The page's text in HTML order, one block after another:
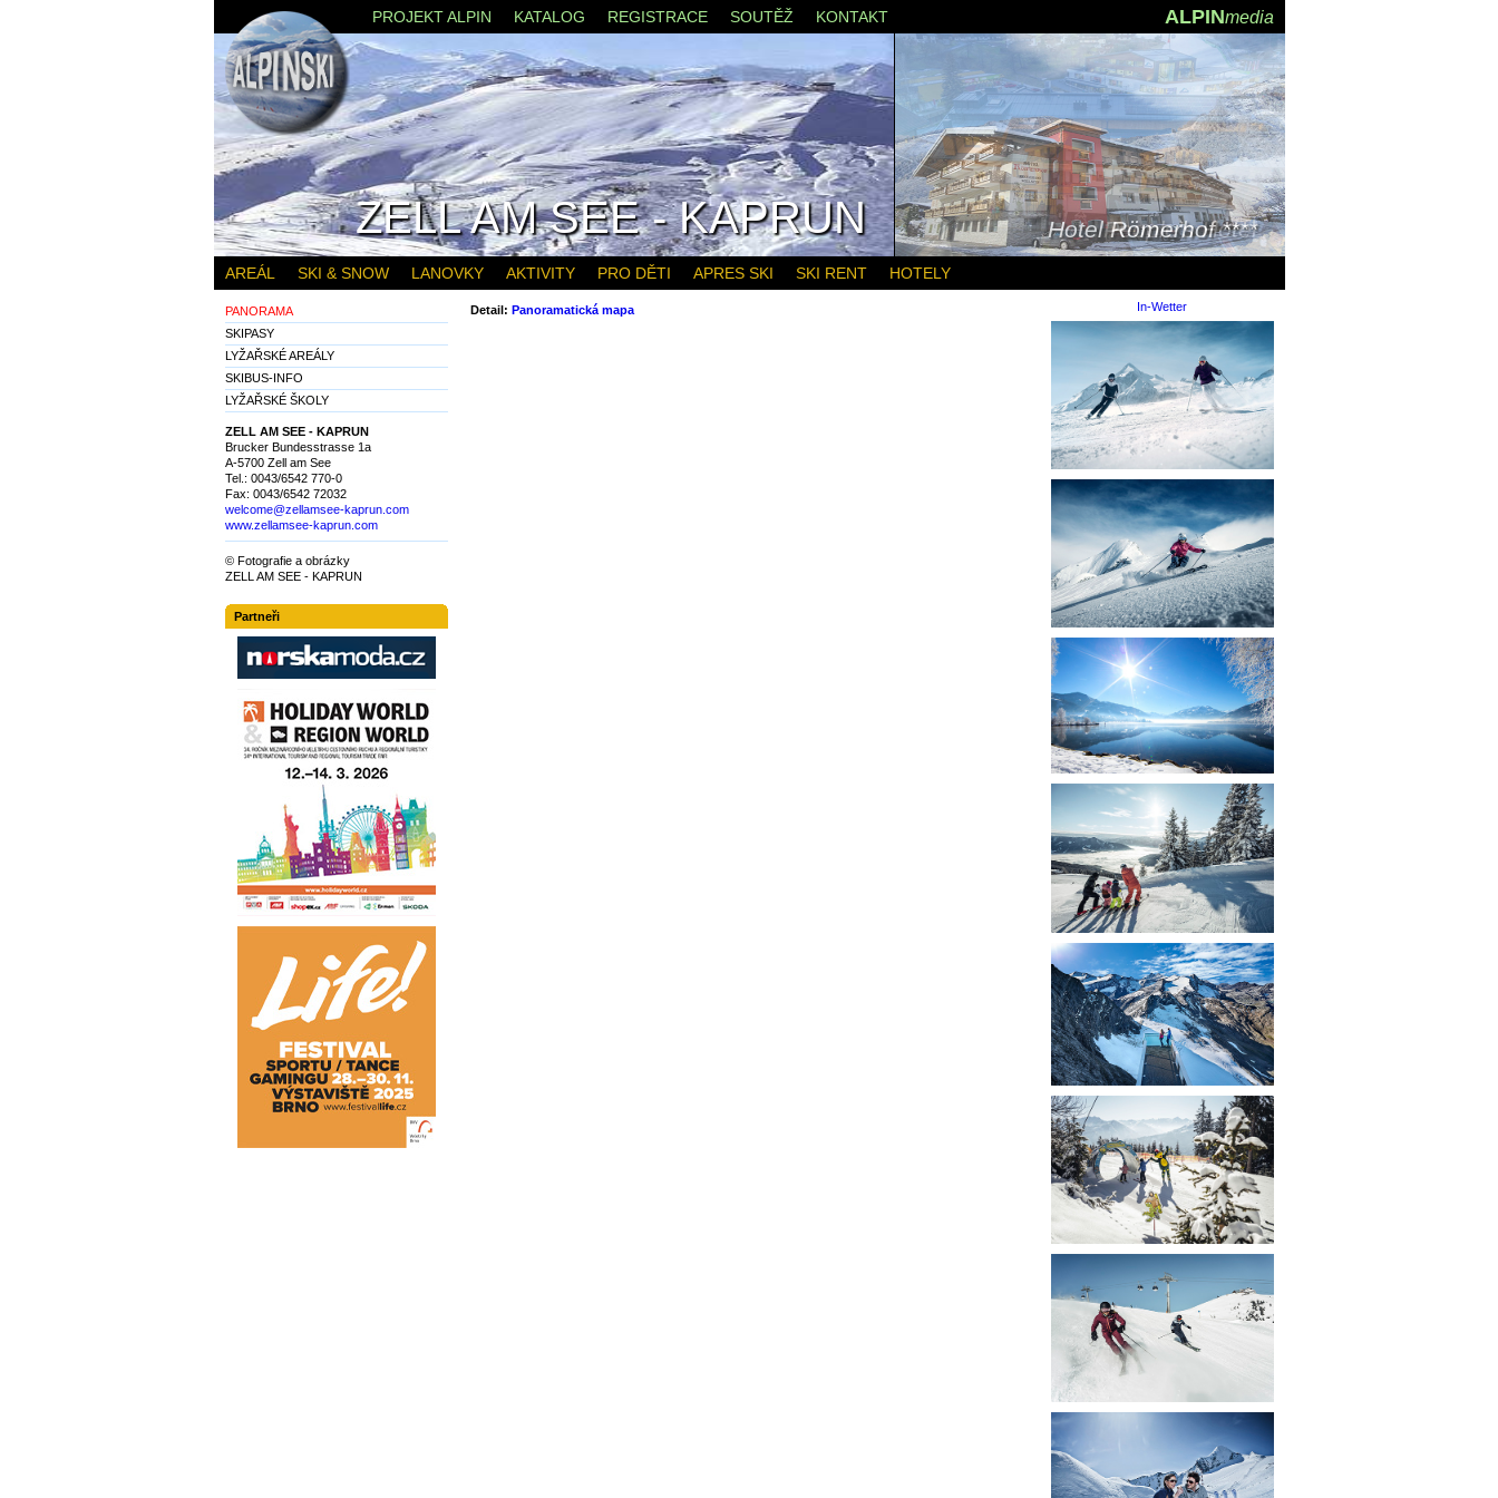
Detail: Panoramatická mapa
PANORAMA
SKIPASY
LYŽAŘSKÉ AREÁLY
SKIBUS-INFO
LYŽAŘSKÉ ŠKOLY
ZELL AM SEE - KAPRUN
Brucker Bundesstrasse 1a
A-5700 Zell am See
Tel.: 0043/6542 770-0
Fax: 0043/6542 72032
welcome@zellamsee-kaprun.com
www.zellamsee-kaprun.com
© Fotografie a obrázky
ZELL AM SEE - KAPRUN
Partneři
In-Wetter
ALPINmedia
PROJEKT ALPIN KATALOG REGISTRACE SOUTĚŽ KONTAKT
AREÁL SKI & SNOW LANOVKY AKTIVITY PRO DĚTI APRES SKI SKI RENT HOTELY
Hotel Römerhof ****
People's Hotel
ZELL AM SEE - KAPRUN